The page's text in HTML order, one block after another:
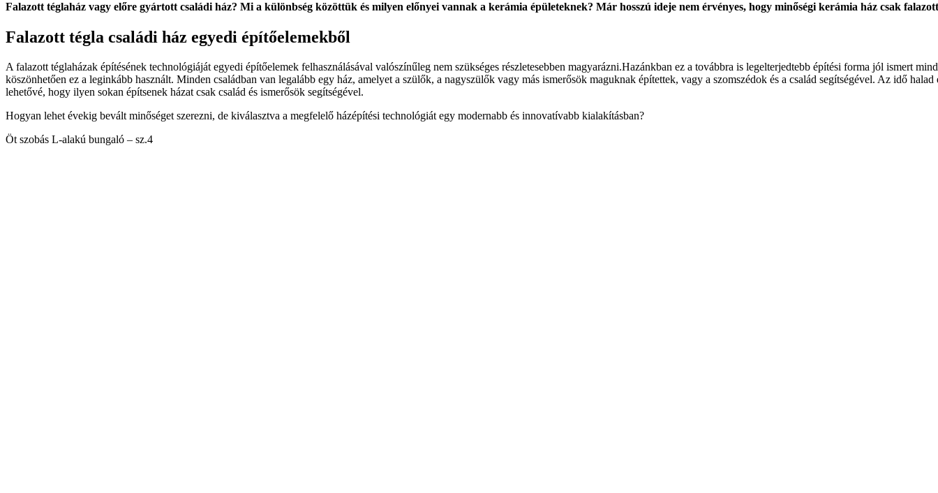
Falazott téglaház vagy előre gyártott családi ház? Mi a különbség közöttük és milyen előnyei vannak a kerámia épületeknek? Már hosszú ideje nem érvényes, hogy minőségi kerámia ház csak
Falazott tégla családi ház egyedi építőelemekből
A falazott téglaházak építésének technológiáját egyedi építőelemek felhasználásával valószínűleg nem szükséges részletesebben magyarázni.Hazánkban ez a továbbra is legelterjedtebb építési forma jól ismert
köszönhetően ez a leginkább használt. Minden családban van legalább egy ház, amelyet a szülők, a nagyszülők vagy más ismerősök maguknak építettek, vagy a szomszédok és a család segítségével. Az idő
lehetővé, hogy ilyen sokan építsenek házat csak család és ismerősök segítségével.
Hogyan lehet évekig bevált minőséget szerezni, de kiválasztva a megfelelő házépítési technológiát egy modernabb és innovatívabb kialakításban?
Öt szobás L-alakú bungaló – sz.4